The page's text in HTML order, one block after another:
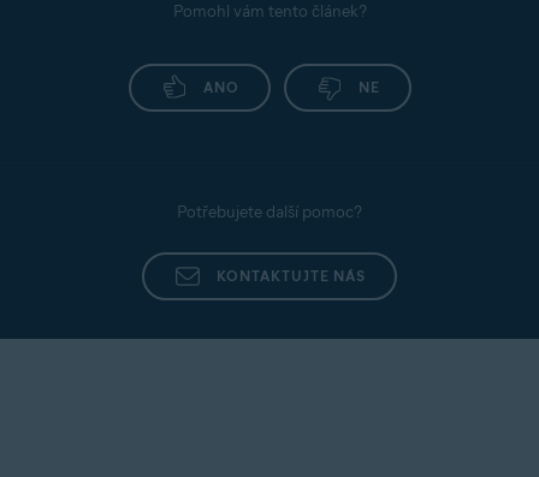
Pomohl vám tento článek?
ANO NE
Potřebujete další pomoc?
KONTAKTUJTE NÁS